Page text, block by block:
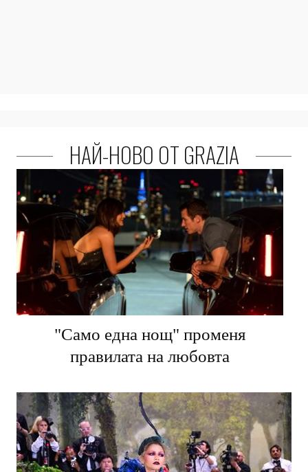
НАЙ-НОВО ОТ GRAZIA
"Само една нощ" променя
правилата на любовта